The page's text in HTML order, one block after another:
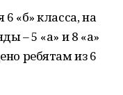
«б» класса, на
– 5 «а» и 8 «а»
ребятам из 6